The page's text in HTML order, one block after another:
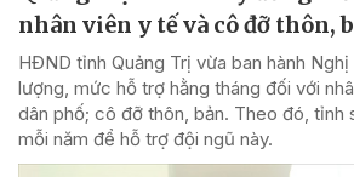
nhân viên y tế và cô đỡ thôn,
HĐND tỉnh Quảng Trị vừa ban hành
lượng, mức hỗ trợ hằng tháng đối với
dân phố; cô đỡ thôn, bản. Theo đó, tỉnh
mỗi năm để hỗ trợ đội ngũ này.